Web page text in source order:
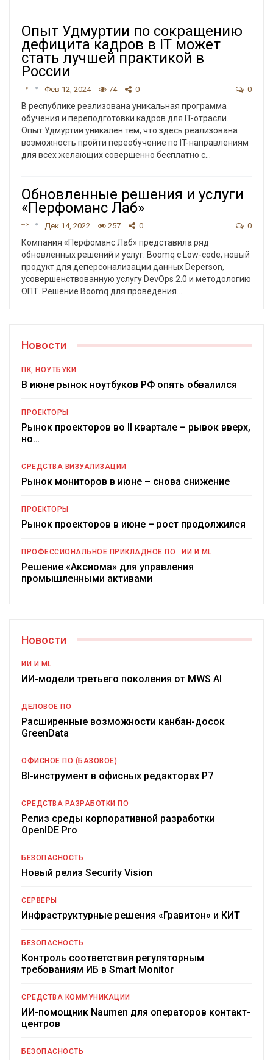
Опыт Удмуртии по сокращению
дефицита кадров в IT может
стать лучшей практикой в
России
--> Фев 12, 2024 74 0 0
В республике реализована уникальная программа
обучения и переподготовки кадров для IT-отрасли.
Опыт Удмуртии уникален тем, что здесь реализована
возможность пройти переобучение по IT-направлениям
для всех желающих совершенно бесплатно с…
Обновленные решения и услуги
«Перфоманс Лаб»
--> Дек 14, 2022 257 0 0
Компания «Перфоманс Лаб» представила ряд
обновленных решений и услуг: Boomq c Low-code, новый
продукт для деперсонализации данных Deperson,
усовершенствованную услугу DevOps 2.0 и методологию
ОПТ. Решение Boomq для проведения
Новости
ПК, НОУТБУКИ
В июне рынок ноутбуков РФ опять обвалился
ПРОЕКТОРЫ
Рынок проекторов во II квартале – рывок вверх,
но…
СРЕДСТВА ВИЗУАЛИЗАЦИИ
Рынок мониторов в июне – снова снижение
ПРОЕКТОРЫ
Рынок проекторов в июне – рост продолжился
ПРОФЕССИОНАЛЬНОЕ ПРИКЛАДНОЕ ПО ИИ И ML
Решение «Аксиома» для управления
промышленными активами
Новости
ИИ И ML
ИИ-модели третьего поколения от MWS AI
ДЕЛОВОЕ ПО
Расширенные возможности канбан-досок
GreenData
ОФИСНОЕ ПО (БАЗОВОЕ)
BI-инструмент в офисных редакторах Р7
СРЕДСТВА РАЗРАБОТКИ ПО
Релиз среды корпоративной разработки
OpenIDE Pro
БЕЗОПАСНОСТЬ
Новый релиз Security Vision
СЕРВЕРЫ
Инфраструктурные решения «Гравитон» и КИТ
БЕЗОПАСНОСТЬ
Контроль соответствия регуляторным
требованиям ИБ в Smart Monitor
СРЕДСТВА КОММУНИКАЦИИ
ИИ-помощник Naumen для операторов контакт-
центров
БЕЗОПАСНОСТЬ